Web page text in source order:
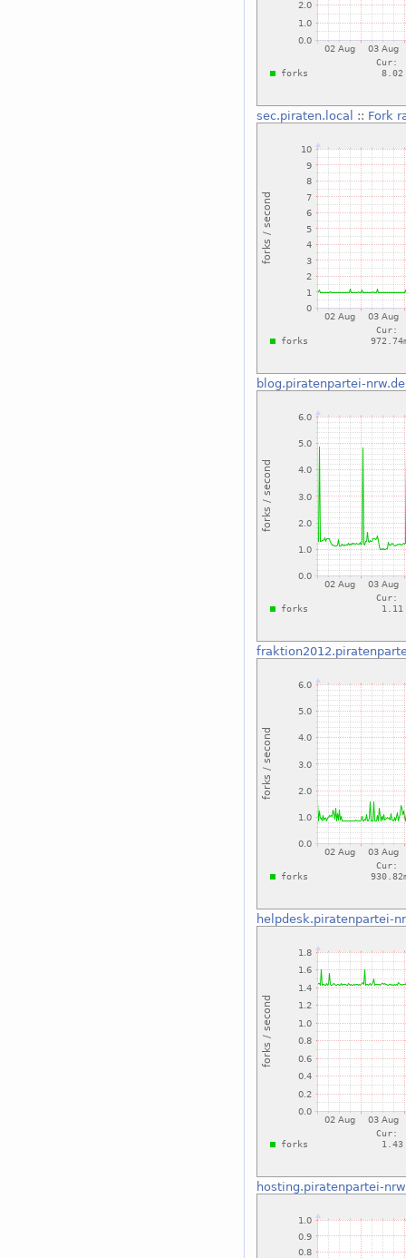
sec.piraten.local :: Fork
blog.piratenpartei-nrw.de
helpdesk.piratenpartei-
hosting.piratenpartei-